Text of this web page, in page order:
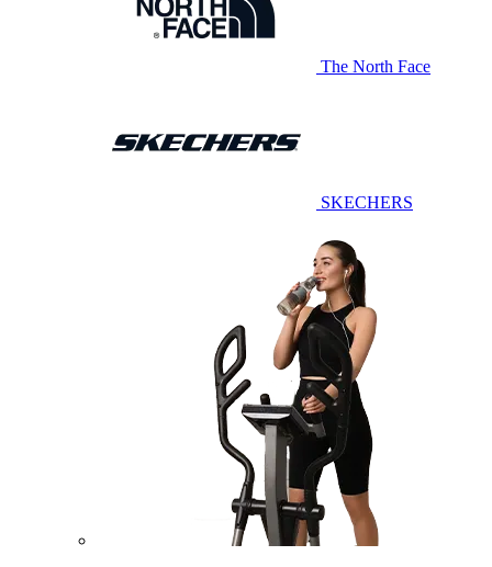
The North Face
SKECHERS